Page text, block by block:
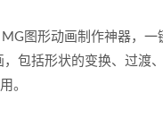
图形动画制作神器，
包括形状的变换、过渡
。